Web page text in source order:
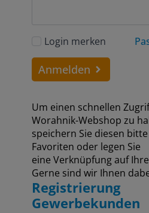
Login merken
Anmelden
Um einen schnellen
Worahnik-Webshop zu
speichern Sie diesen
Favoriten oder legen Sie
eine Verknüpfung auf
Gerne sind wir Ihnen
Registrierung
Gewerbekunden